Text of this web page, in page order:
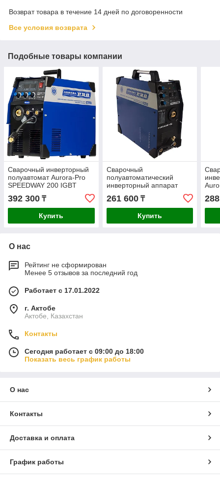
Возврат товара в течение 14 дней по договоренности
Все условия возврата
Подобные товары компании
Сварочный инверторный
полуавтомат Aurora-Pro
SPEEDWAY 200 IGBT
392 300 ₸
Купить
Сварочный
полуавтоматический
инверторный аппарат
Aurora-Pro OVERMAN 185
26643
261 600₸
Купить
О нас
Рейтинг не сформирован
Менее 5 отзывов за последний год
Работает с 17.01.2022
г. Актобе
Актобе, Казахстан
Контакты
Сегодня работает с 09:00 до 18:00
Показать весь график работы
О нас
Контакты
Доставка и оплата
График работы